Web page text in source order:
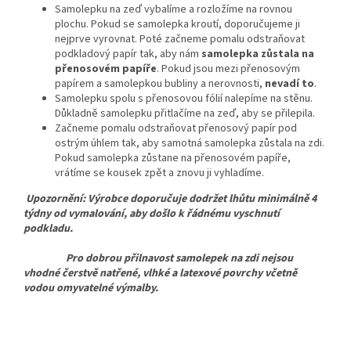
Samolepku na zeď vybalíme a rozložíme na rovnou
plochu. Pokud se samolepka kroutí, doporučujeme ji
nejprve vyrovnat. Poté začneme pomalu odstraňovat
podkladový papír tak, aby nám samolepka zůstala na
přenosovém papíře. Pokud jsou mezi přenosovým
papírem a samolepkou bubliny a nerovnosti, nevadí to.
Samolepku spolu s přenosovou fólií nalepíme na stěnu.
Důkladně samolepku přitlačíme na zeď, aby se přilepila.
Začneme pomalu odstraňovat přenosový papír pod
ostrým úhlem tak, aby samotná samolepka zůstala na zdi.
Pokud samolepka zůstane na přenosovém papíře,
vrátíme se kousek zpět a znovu ji vyhladíme.
Upozornění: Výrobce doporučuje dodržet lhůtu minimálně 4
týdny od vymalování, aby došlo k řádnému vyschnutí
podkladu.
Pro dobrou přilnavost samolepek na zdi nejsou
vhodné čerstvě natřené, vlhké a latexové povrchy včetně
vodou omyvatelné výmalby.